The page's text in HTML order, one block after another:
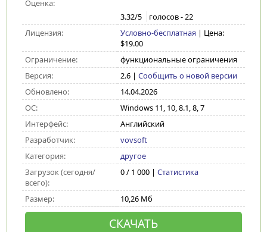
Оценка:
3.32/5 голосов -22
Лицензия:
Условно-бесплатная | Цена:
$19.00
Ограничение:
функциональные ограничения
Версия:
2.6| Сообщить о новой версии
Обновлено:
14.04.2026
ОС:
Windows 11, 10, 8.1, 8, 7
Интерфейс:
Английский
Разработчик:
vovsoft
Категория:
другое
Загрузок (сегодня/
всего):
0 / 1 000 | Статистика
Размер: 10,26 Мб
СКАЧАТЬ